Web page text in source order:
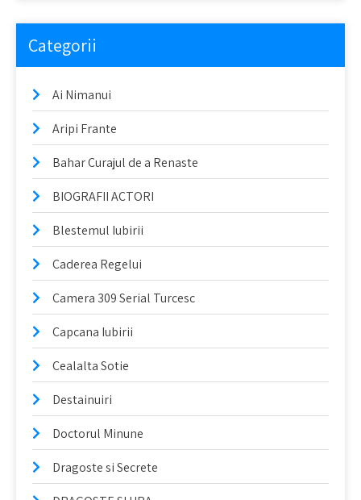
Categorii
Ai Nimanui
Aripi Frante
Bahar Curajul de a Renaste
BIOGRAFII ACTORI
Blestemul Iubirii
Caderea Regelui
Camera 309 Serial Turcesc
Capcana Iubirii
Cealalta Sotie
Destainuiri
Doctorul Minune
Dragoste si Secrete